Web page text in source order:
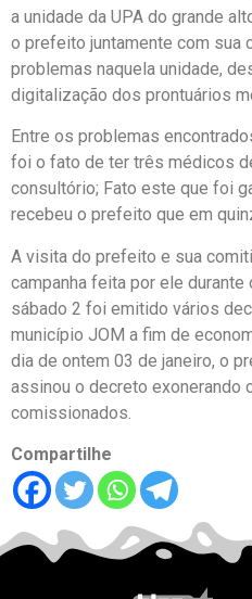
a unidade da UPA do grande
o prefeito juntamente com sua
problemas naquela unidade,
digitalização dos prontuários
Entre os problemas
foi o fato de ter três médicos
consultório; Fato este que foi
recebeu o prefeito que em
A visita do prefeito e sua
campanha feita por ele
sábado 2 foi emitido vários
município JOM a fim de
dia de ontem 03 de janeiro, o
assinou o decreto exonerando
comissionados.
Compartilhe